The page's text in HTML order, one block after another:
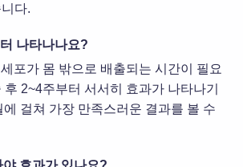
다.
나타나나요?
포가 몸 밖으로 배출되는 시간이 필요
2~4주부터 서서히 효과가 나타나기
걸쳐 가장 만족스러운 결과를 볼 수